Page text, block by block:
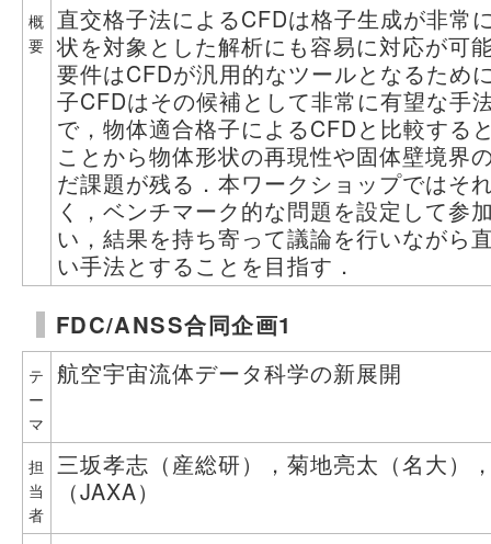
概
要
直交格子法によるCFDは格子生成が非常
状を対象とした解析にも容易に対応が可
要件はCFDが汎用的なツールとなるため
子CFDはその候補として非常に有望な手
で，物体適合格子によるCFDと比較する
ことから物体形状の再現性や固体壁境界
だ課題が残る．本ワークショップではそ
く，ベンチマーク的な問題を設定して参
い，結果を持ち寄って議論を行いながら
い手法とすることを目指す．
FDC/ANSS合同企画1
テ
ー
マ
航空宇宙流体データ科学の新展開
担
当
者
三坂孝志（産総研），菊地亮太（名大）
（JAXA）